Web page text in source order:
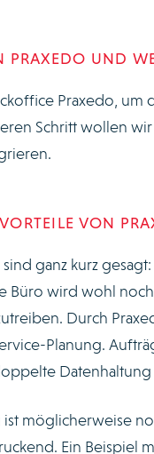
PRAXEDO UND
Praxedo,
Schritt wollen
VON
ganz kurz
Büro wird wohl
Durch
Planung.
möglicherweise
Ein Beispiel